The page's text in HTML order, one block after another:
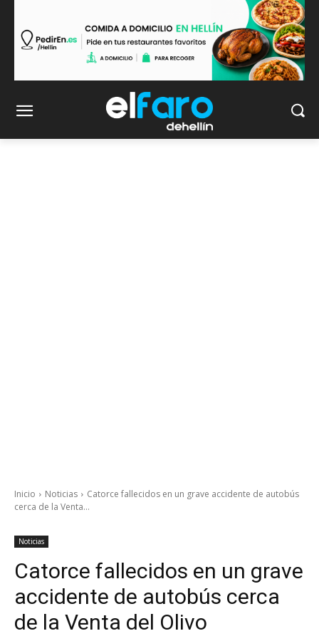
Inicio Noticias
Catorce fallecidos en un grave accidente de autobús
cerca de la Venta...
Noticias
Catorce fallecidos en un grave
accidente de autobús cerca
de la Venta del Olivo